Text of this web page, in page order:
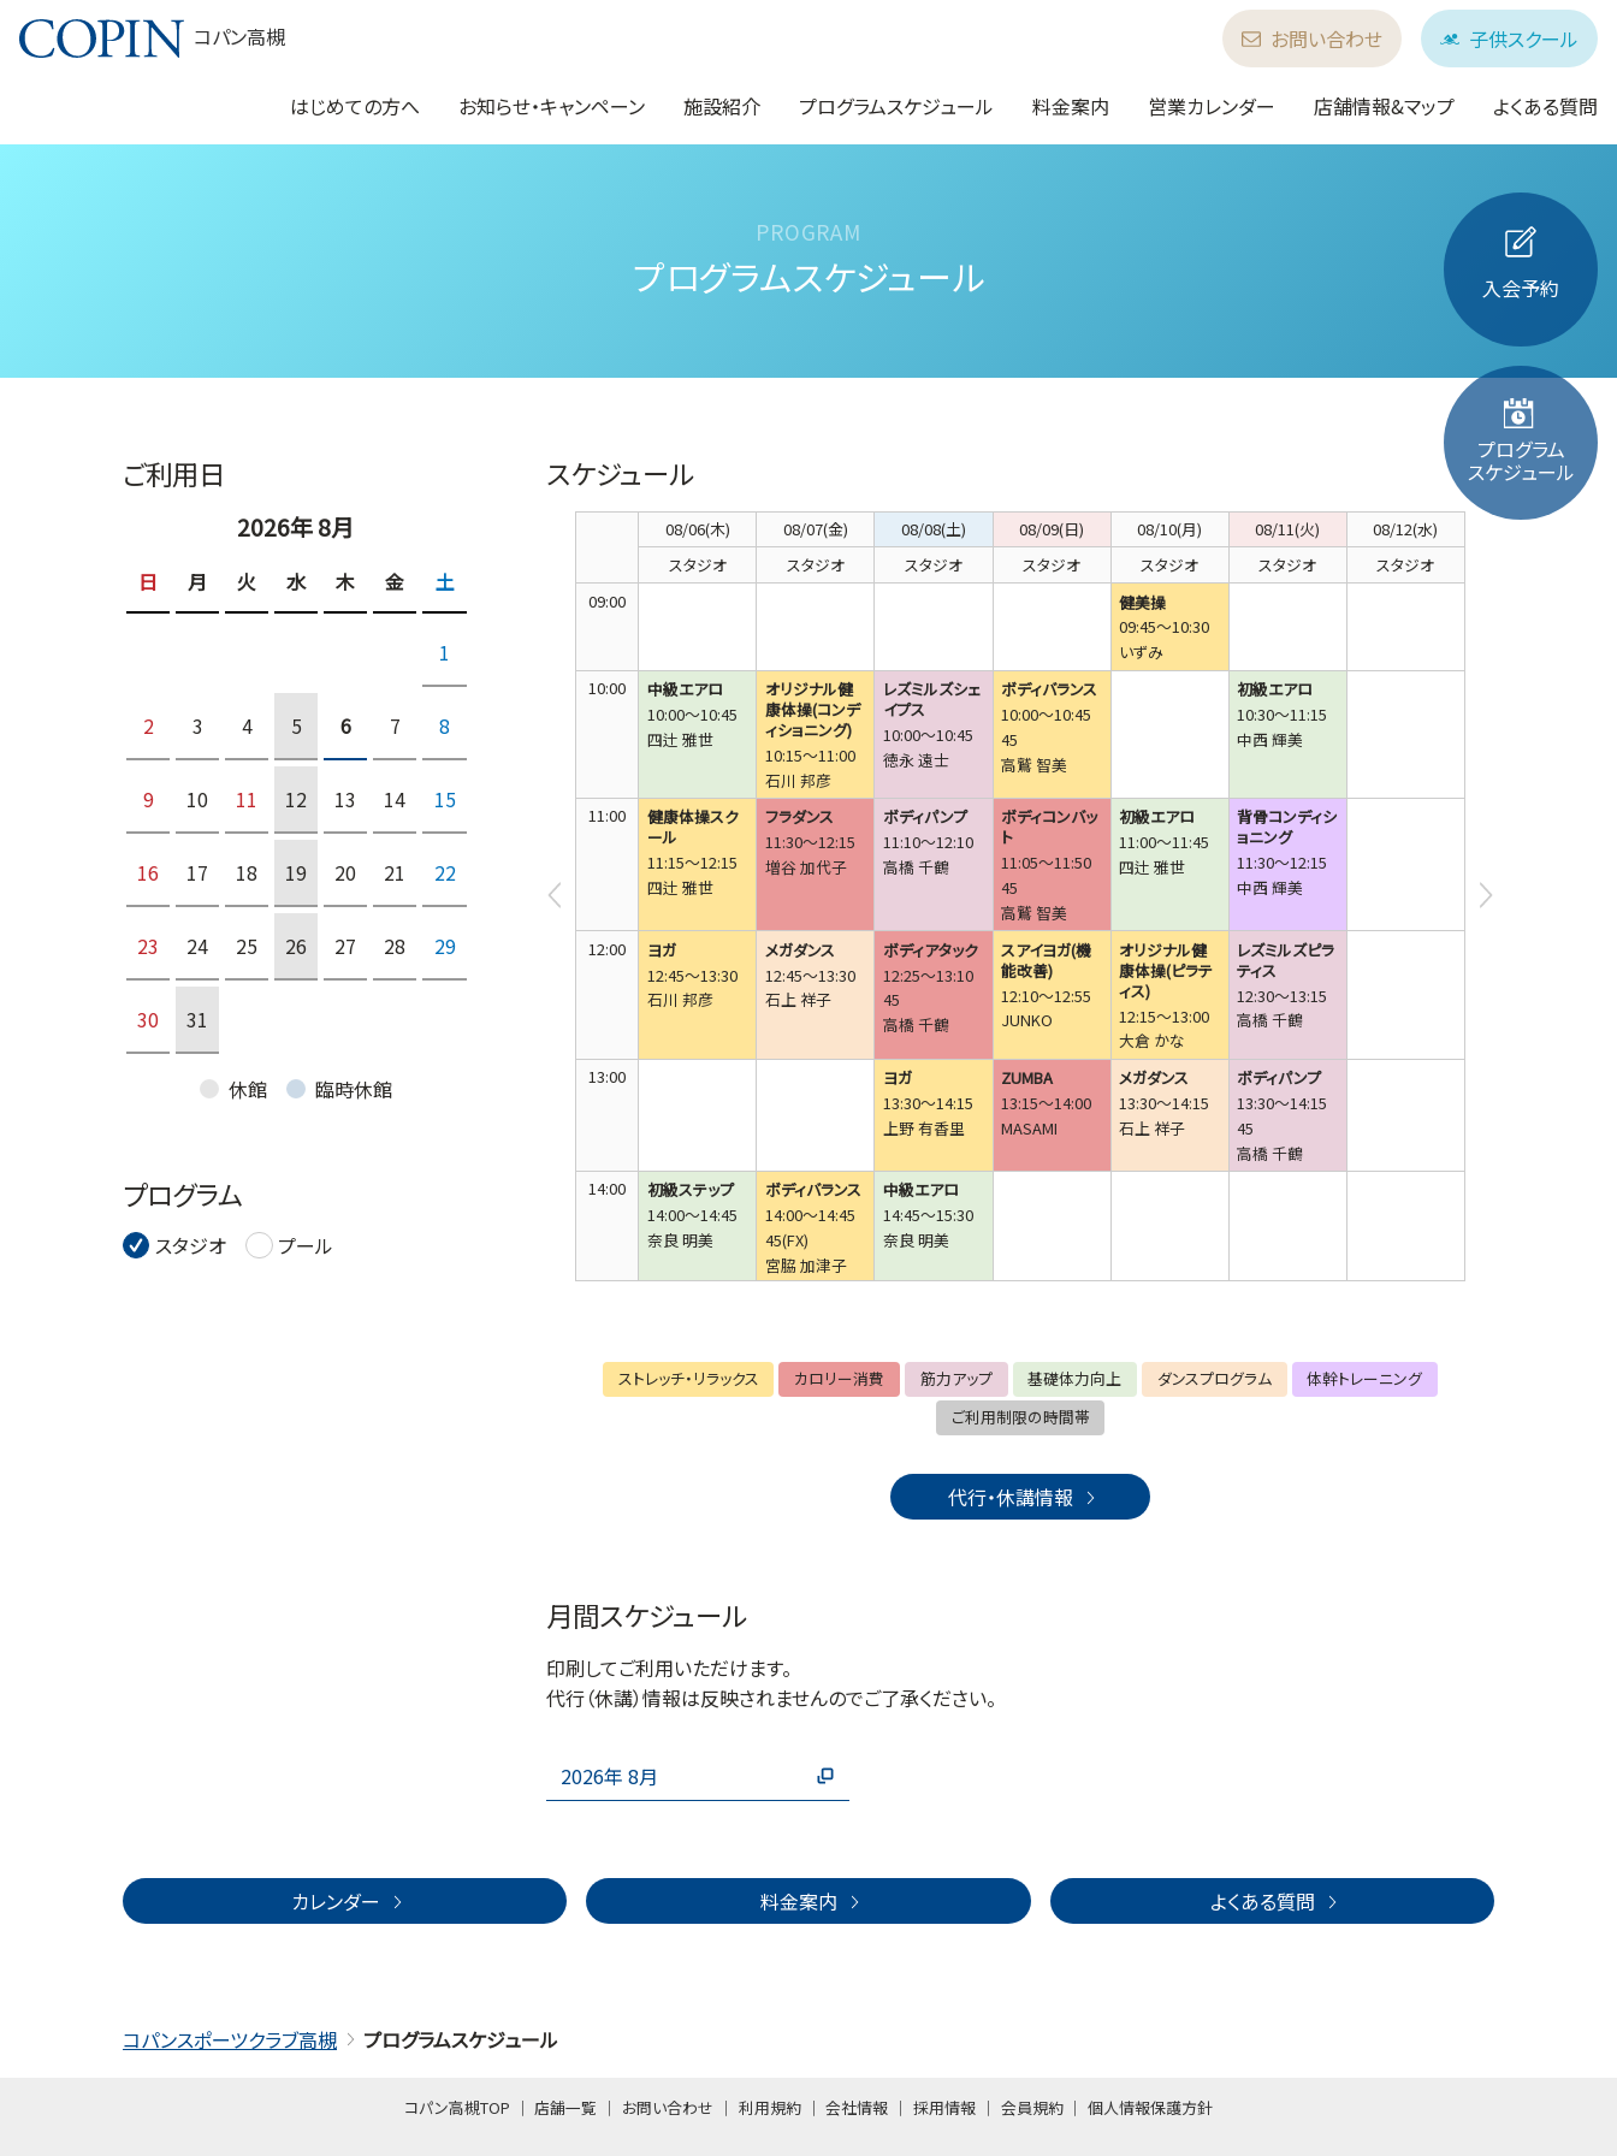
コパン高槻
はじめての方へ お知らせ・キャンペーン 施設紹介 プログラムスケジュール 料金案内 営業カレンダー 店舗情報&マップ よくある質問
お問い合わせ 子供スクール
コパンスポーツクラブ高槻 プログラムスケジュール
プログラムスケジュール
ご利用日
2026年 8月
日 月 火 水 木 金 土
1
2 3 4 5 6 7 8
9 10 11 12 13 14 15
16 17 18 19 20 21 22
23 24 25 26 27 28 29
30 31
休館 臨時休館
プログラム
スタジオ プール
スケジュール
08/06(木) 08/07(金) 08/08(土) 08/09(日) 08/10(月) 08/11(火)
08/12(水)
スタジオ
スタジオ スタジオ スタジオ スタジオ スタジオ
スタジオ
09:00
09:45～10:30
健美操
いずみ
10:00
10:00～10:45
中級エアロ
四辻 雅世
10:15～11:00
オリジナル健
康体操(コンデ
ィショニング)
石川 邦彦
10:00～10:45
レズミルズシェ
イプス
徳永 遠士
10:00～10:45
ボディバランス
45
高鷲 智美
10:30～11:15
初級エアロ
中西 輝美
11:00
11:15～12:15
健康体操スク
ール
四辻 雅世
11:30～12:15
フラダンス
増谷 加代子
11:10～12:10
ボディパンプ
高橋 千鶴 11:05～11:50
ボディコンバッ
ト
45
高鷲 智美
11:00～11:45
初級エアロ
四辻 雅世 11:30～12:15
背骨コンディシ
ョニング
中西 輝美
12:00
12:45～13:30
ヨガ
石川 邦彦
12:45～13:30
メガダンス
石上 祥子
12:25～13:10
ボディアタック
45
高橋 千鶴
12:10～12:55
スアイヨガ(機
能改善)
JUNKO 12:15～13:00
オリジナル健
康体操(ピラテ
ィス)
大倉 かな
12:30～13:15
レズミルズピラ
ティス
高橋 千鶴
13:00
13:30～14:15
ヨガ
上野 有香里
13:15～14:00
ZUMBA
MASAMI
13:30～14:15
メガダンス
石上 祥子
13:30～14:15
ボディパンプ
45
高橋 千鶴
14:00
14:00～14:45
初級ステップ
奈良 明美
14:00～14:45
ボディバランス
45(FX)
宮脇 加津子
14:45～15:30
中級エアロ
奈良 明美
宮脇 加津子
高鷲 智美
20:35～21:20
ボディコンバッ
ト
20:00～20:45
ダンスエアロ
木下 ヒロ
21:00
ストレッチ・リラックス カロリー消費 筋力アップ 基礎体力向上 ダンスプログラム
体幹トレーニング
ご利用制限の時間帯
代行・休講情報
月間スケジュール
印刷してご利用いただけます。
代行（休講）情報は反映されませんのでご了承ください。
2026年 8月
カレンダー 料金案内 よくある質問
コパン高槻TOP 店舗一覧 お問い合わせ 利用規約 会社情報 採用情報 会員規約 個人情報保護方針
入会予約
プログラム
スケジュール